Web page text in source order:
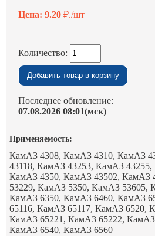
Цена: 9.20₽./шт
Количество:
Последнее обновление:
07.08.2026 08:01(мск)
Применяемость:
КамАЗ 4308, КамАЗ 4310, КамАЗ
43118, КамАЗ 43253, КамАЗ
КамАЗ 4350, КамАЗ 43502, КамАЗ
53229, КамАЗ 5350, КамАЗ 53605,
КамАЗ 6350, КамАЗ 6460, КамАЗ
65116, КамАЗ 65117, КамАЗ 6520,
КамАЗ 65221, КамАЗ 65222,
КамАЗ 6540, КамАЗ 6560